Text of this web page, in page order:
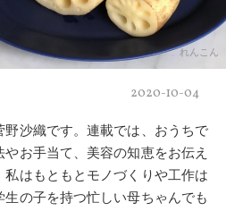
れんこん
2020-10-04
沙織です。連載では、おうちで
お手当て、美容の知恵をお伝え
私はもともとモノづくりや工作は
の子を持つ忙しい母ちゃんでも